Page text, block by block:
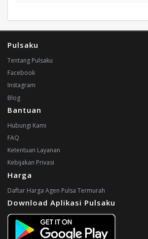
Pulsaku
Tentang Pulsaku
Facebook
Instagram
Blog
Bantuan
Hubungi Kami
FAQ
Ketentuan Layanan
Kebijakan Privasi
Harga
Daftar Harga Agen Pulsa Termurah
Download Aplikasi Pulsaku